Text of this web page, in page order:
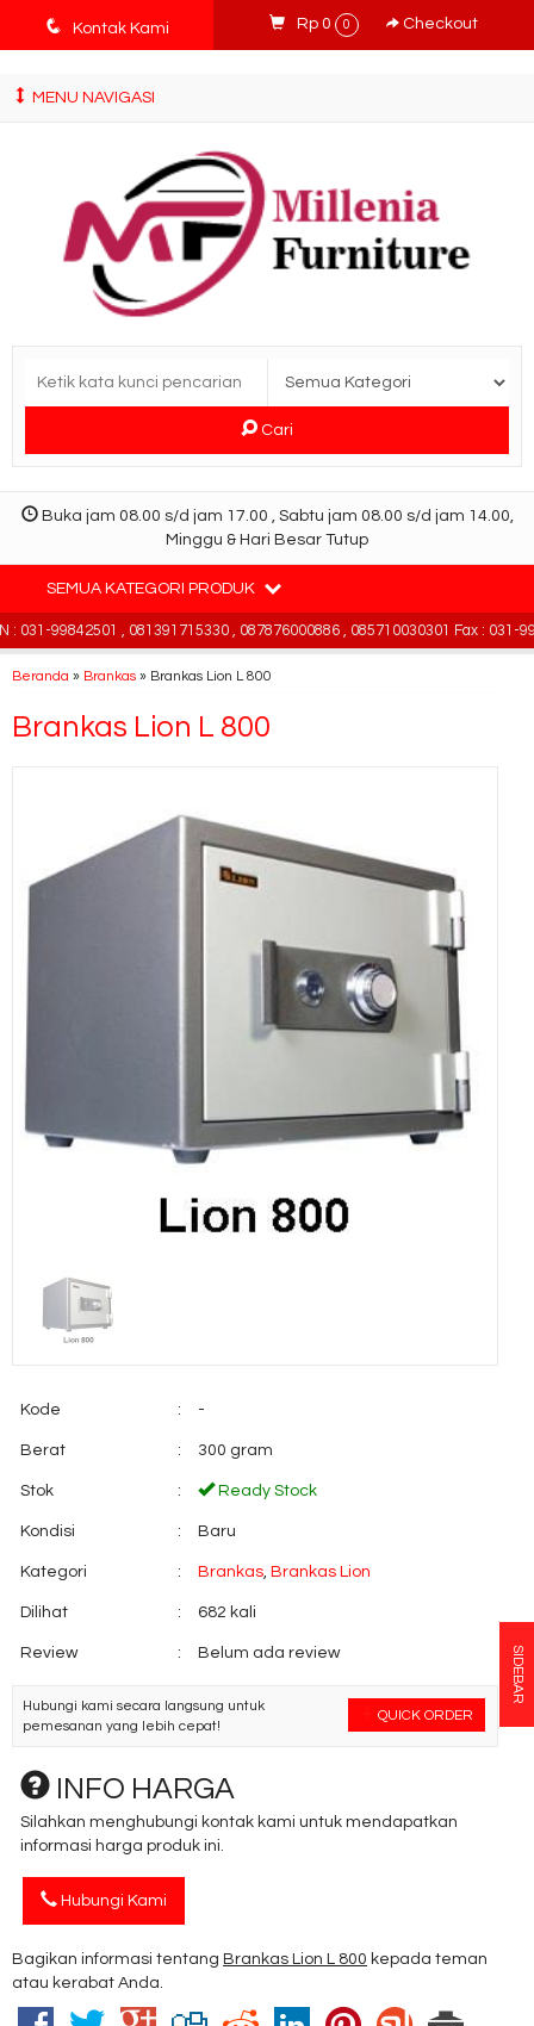
tv3ISbyqwvMDypa7aIfj2FUlPKawe7X5fX5v6wsT4Ns
q Kontak Kami Rp 0 0 Checkout
MENU NAVIGASI
Cari
Buka jam 08.00 s/d jam 17.00 , Sabtu jam 08.00 s/d jam 14.00,
Minggu & Hari Besar Tutup
SEMUA KATEGORI PRODUK
031-99842501 , 081391715330 , 087876000886 , 085710030301 Fax : 031-
Beranda » Brankas » Brankas Lion L 800
Brankas Lion L 800
Kode : -
Berat : 300 gram
Stok : Ready Stock
Kondisi : Baru
Kategori : Brankas, Brankas Lion
Dilihat : 682 kali
Review : Belum ada review
QUICK ORDER
Hubungi kami secara langsung untuk
pemesanan yang lebih cepat!
INFO HARGA
Silahkan menghubungi kontak kami untuk mendapatkan
informasi harga produk ini.
Hubungi Kami
Bagikan informasi tentang Brankas Lion L 800 kepada teman
atau kerabat Anda.
SIDEBAR